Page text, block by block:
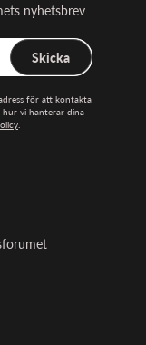
nyhetsbrev
Skicka
för att kontakta
hur vi hanterar dina
.